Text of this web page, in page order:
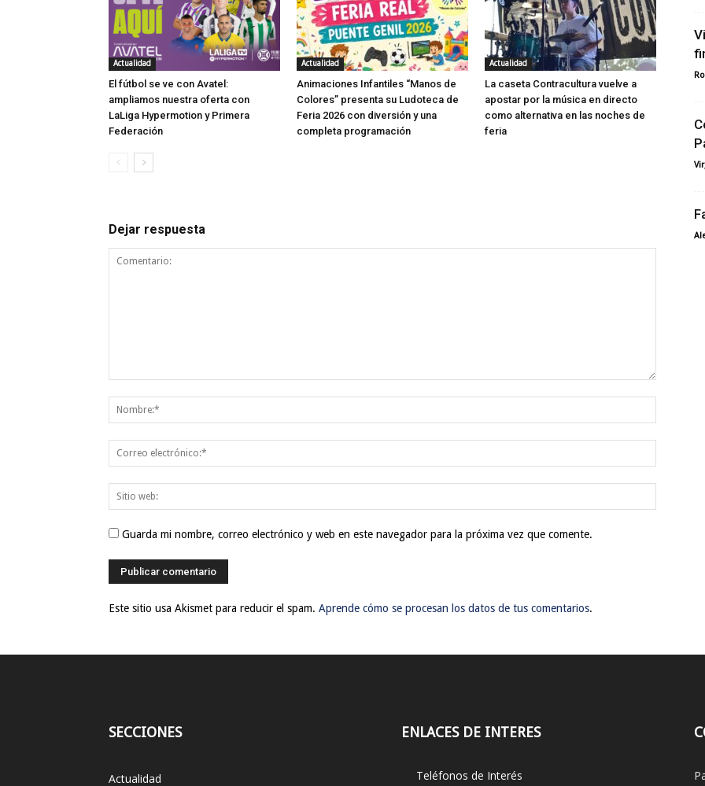
Actualidad
El fútbol se ve con Avatel:
ampliamos nuestra oferta con
LaLiga Hypermotion y Primera
Federación
Actualidad
Animaciones Infantiles “Manos de
Colores” presenta su Ludoteca de
Feria 2026 con diversión y una
completa programación
Actualidad
La caseta Contracultura vuelve a
apostar por la música en directo
como alternativa en las noches de
feria
Dejar respuesta
Guarda mi nombre, correo electrónico y web en este navegador para la próxima vez que comente.
Este sitio usa Akismet para reducir el spam. Aprende cómo se procesan los datos de tus comentarios.
SECCIONES
Actualidad
ENLACES DE INTERES
Teléfonos de Interés